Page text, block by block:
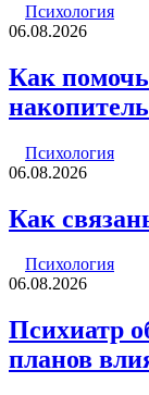
Психология
06.08.2026
Как
Психология
06.08.2026
Как
Психология
06.08.2026
Психиатр
планов